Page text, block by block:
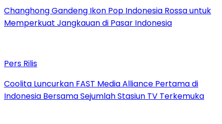
Changhong Gandeng Ikon Pop Indonesia Rossa untuk
Memperkuat Jangkauan di Pasar Indonesia
Pers Rilis
Coolita Luncurkan FAST Media Alliance Pertama di
Indonesia Bersama Sejumlah Stasiun TV Terkemuka